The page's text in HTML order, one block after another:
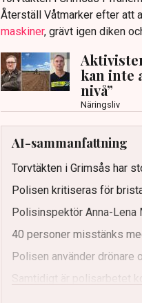
Återställ Våtmarker efter att
maskiner, grävt igen diken
kan inte
nivå”
Näringsliv
AI-sammanfattning
Torvtäkten i Grimsås har
Polisen kritiseras för
Polisinspektör Anna-Lena
40 personer misstänks
Polisen använder drönare
Samtidigt är polisarbetet